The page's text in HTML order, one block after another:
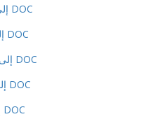
CHM إلى DOC
FB2 إلى DOC
MOBI إلى DOC
SNB إلى DOC
LIT إلى DOC